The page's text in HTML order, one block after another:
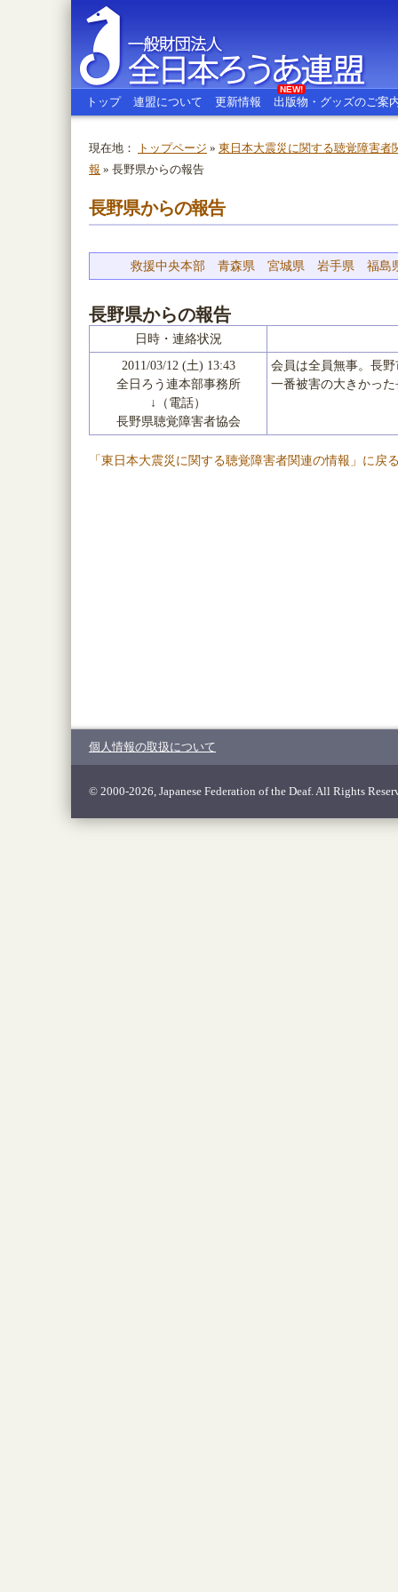
全日本ろうあ連盟
トップ 連盟について 更新情報 出版物・グッズのご案
NEW!
現在地： トップページ » 東日本大震災に関する聴覚障害者
報 » 長野県からの報告
長野県からの報告
救援中央本部 青森県 宮城県 岩手県 福島
長野県からの報告
日時・連絡状況
2011/03/12 (土) 13:43
全日ろう連本部事務所
↓（電話）
長野県聴覚障害者協会
会員は全員無事。長
一番被害の大きかっ
「東日本大震災に関する聴覚障害者関連の情報」に戻
個人情報の取扱について
© 2000-2026, Japanese Federation of the Deaf. All Rights